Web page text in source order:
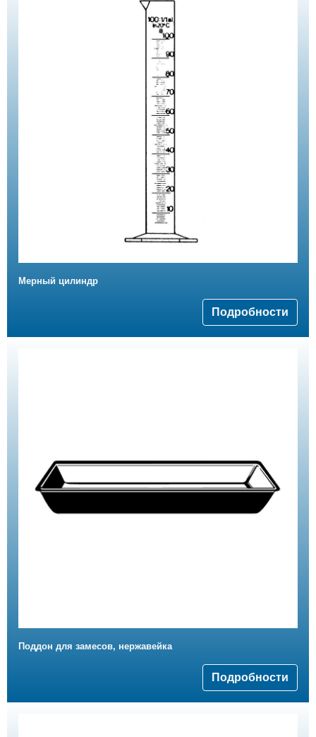
Мерный цилиндр
Подробности
Поддон для замесов, нержавейка
Подробности